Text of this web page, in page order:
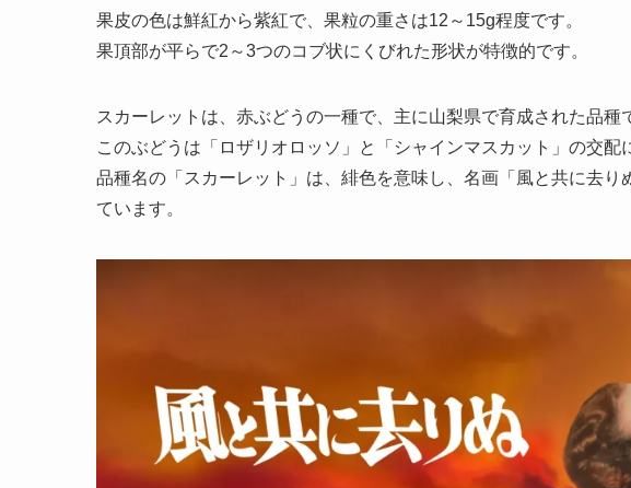
果皮の色は鮮紅から紫紅で、果粒の重さは12～15g程度です。
果頂部が平らで2～3つのコブ状にくびれた形状が特徴的です。
スカーレットは、赤ぶどうの一種で、主に山梨県で育成された品種
このぶどうは「ロザリオロッソ」と「シャインマスカット」の交配
品種名の「スカーレット」は、緋色を意味し、名画「風と共に去
ています。